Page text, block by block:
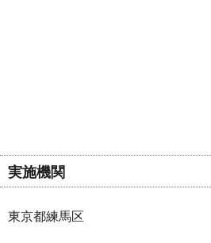
実施機関
東京都練馬区